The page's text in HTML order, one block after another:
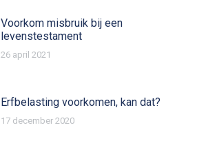
Voorkom misbruik bij een
levenstestament
26 april 2021
Erfbelasting voorkomen, kan dat?
17 december 2020